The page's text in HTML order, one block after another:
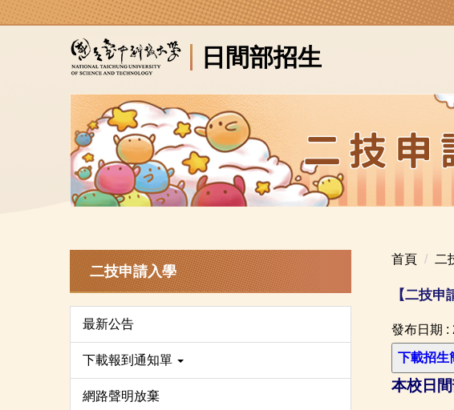
跳
日間部招生
二技申請入學
最新公告
下載報到通知單
網路聲明放棄
首頁 二
【二技
發布日期 :
本校日